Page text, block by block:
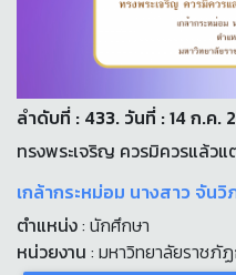
ลำดับที่ : 433. วันที่ : 14 ก.ค.
ทรงพระเจริญ ควรมิควรแล้วแ
เกล้ากระหม่อม นางสาว จันวิ
ตำแหน่ง: นักศึกษา
หน่วยงาน : มหาวิทยาลัยราชภั